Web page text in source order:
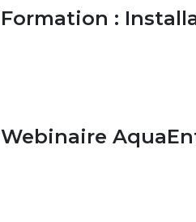
Formation :
Webinaire